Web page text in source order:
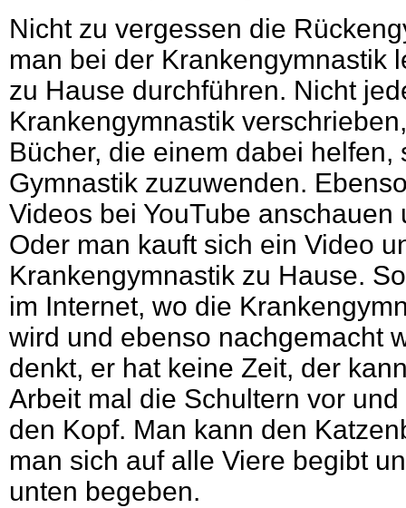
Nicht zu vergessen die
man bei der Krankengymnastik
zu Hause durchführen. Nicht
Krankengymnastik
Bücher, die einem dabei helfen,
Gymnastik zuzuwenden.
Videos bei YouTube anschauen
Oder man kauft sich ein Video
Krankengymnastik zu Hause.
im Internet, wo die
wird und ebenso nachgemacht
denkt, er hat keine Zeit, der
Arbeit mal die Schultern vor
den Kopf. Man kann den
man sich auf alle Viere begibt
unten begeben.